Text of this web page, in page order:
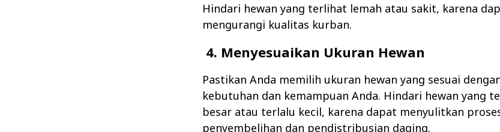
Hindari hewan yang terlihat lemah atau sakit, karena
mengurangi kualitas kurban.
4. Menyesuaikan Ukuran Hewan
Pastikan Anda memilih ukuran hewan yang sesuai
kebutuhan dan kemampuan Anda. Hindari hewan yang
besar atau terlalu kecil, karena dapat menyulitkan
penyembelihan dan pendistribusian daging.